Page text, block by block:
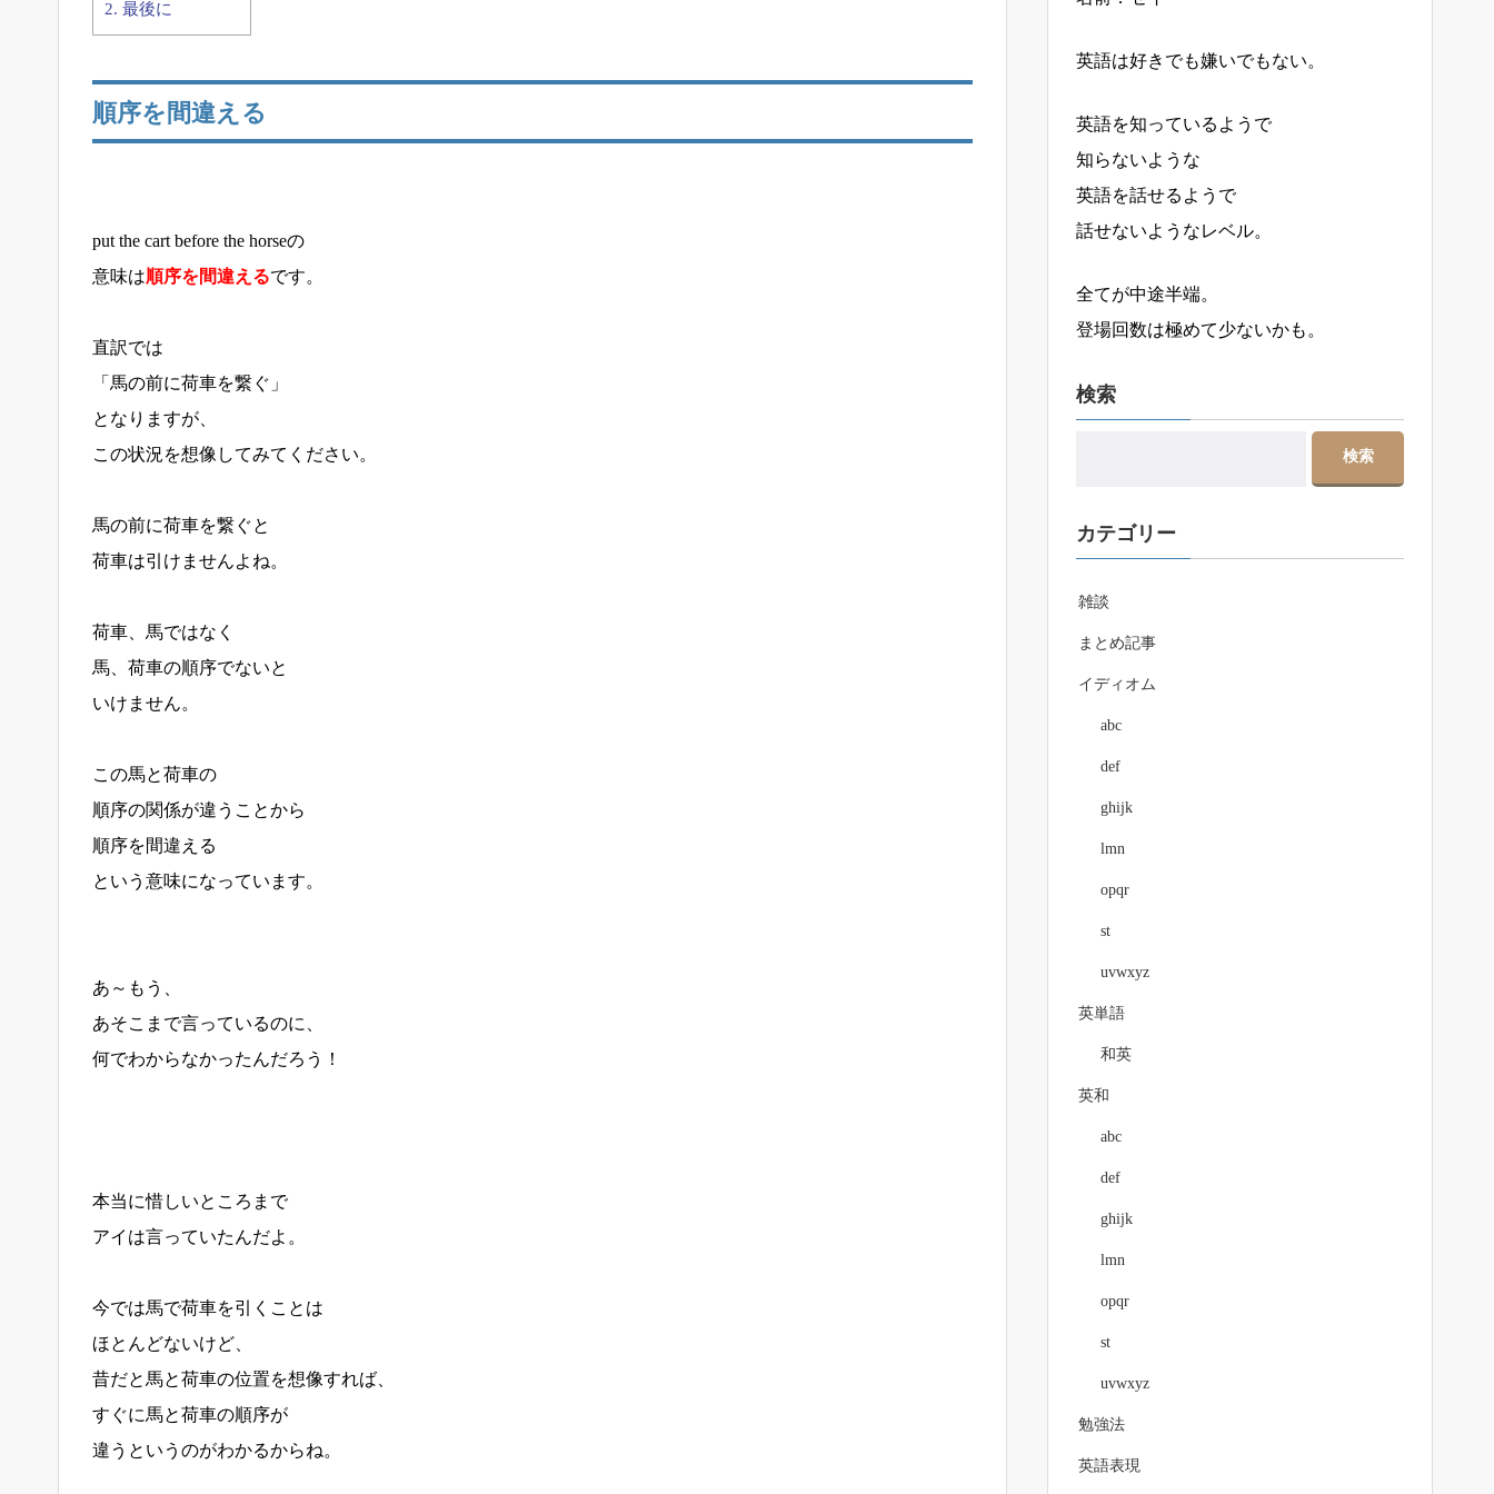
2. 最後に
順序を間違える
put the cart before the horseの
意味は順序を間違えるです。
直訳では
「馬の前に荷車を繋ぐ」
となりますが、
この状況を想像してみてください。
馬の前に荷車を繋ぐと
荷車は引けませんよね。
荷車、馬ではなく
馬、荷車の順序でないと
いけません。
この馬と荷車の
順序の関係が違うことから
順序を間違える
という意味になっています。
あ～もう、
あそこまで言っているのに、
何でわからなかったんだろう！
本当に惜しいところまで
アイは言っていたんだよ。
今では馬で荷車を引くことは
ほとんどないけど、
昔だと馬と荷車の位置を想像すれば、
すぐに馬と荷車の順序が
違うというのがわかるからね。
英語は好きでも嫌いでもない。
英語を知っているようで
知らないような
英語を話せるようで
話せないようなレベル。
全てが中途半端。
登場回数は極めて少ないかも。
検索
カテゴリー
雑談
まとめ記事
イディオム
abc
def
ghijk
lmn
opqr
st
uvwxyz
英単語
和英
英和
abc
def
ghijk
lmn
opqr
st
uvwxyz
勉強法
英語表現